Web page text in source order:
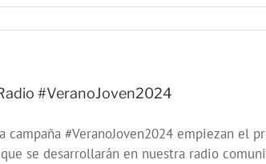
#VeranoJoven2024
campaña #VeranoJoven2024 empiezan el
se desarrollarán en nuestra radio